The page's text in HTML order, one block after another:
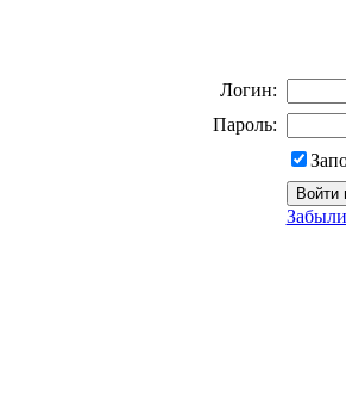
Логин:
Пароль: